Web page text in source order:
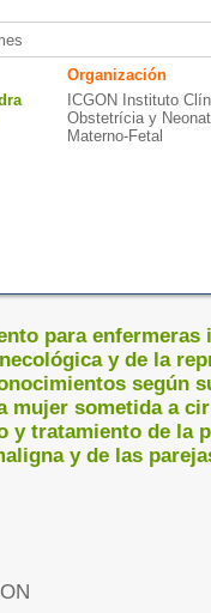
Organización
ICGON Instituto
Obstetrícia y
Materno-Fetal
para enfermeras
y de la
según
mujer sometida a
y tratamiento de la
y de las